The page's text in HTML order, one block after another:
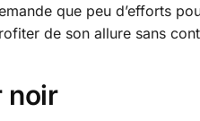
que peu d’efforts
de son allure sans
noir